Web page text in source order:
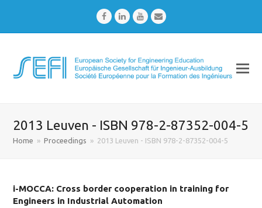
FacebookLinkedInYoutubeEmail
2013 Leuven - ISBN 978-2-87352-004-5
Home » Proceedings » 2013 Leuven - ISBN 978-2-87352-004-5
i-MOCCA: Cross border cooperation in training for
Engineers in Industrial Automation